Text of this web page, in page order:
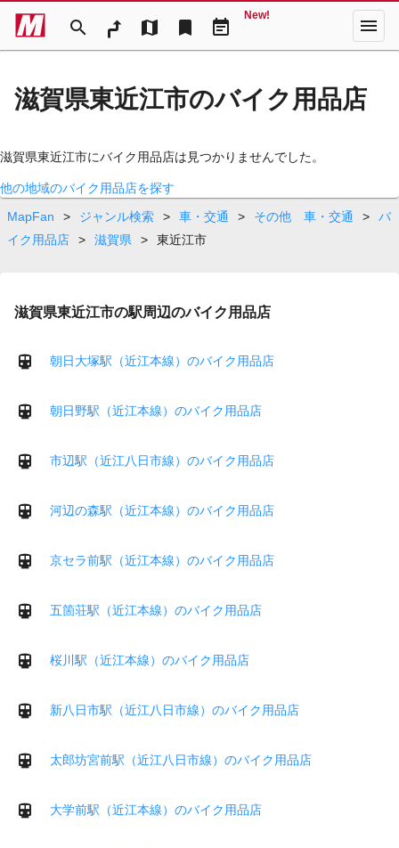
search map bookmark event_note
New! menu
滋賀県東近江市のバイク用品店
滋賀県東近江市にバイク用品店は見つかりませんでした。
他の地域のバイク用品店を探す
MapFan
> ジャンル検索 > 車・交通 > その他 車・交通 >
バ
イク用品店
> 滋賀県 > 東近江市
滋賀県東近江市の駅周辺のバイク用品店
朝日大塚駅（近江本線）のバイク用品店
朝日野駅（近江本線）のバイク用品店
市辺駅（近江八日市線）のバイク用品店
河辺の森駅（近江本線）のバイク用品店
京セラ前駅（近江本線）のバイク用品店
五箇荘駅（近江本線）のバイク用品店
桜川駅（近江本線）のバイク用品店
新八日市駅（近江八日市線）のバイク用品店
太郎坊宮前駅（近江八日市線）のバイク用品店
大学前駅（近江本線）のバイク用品店